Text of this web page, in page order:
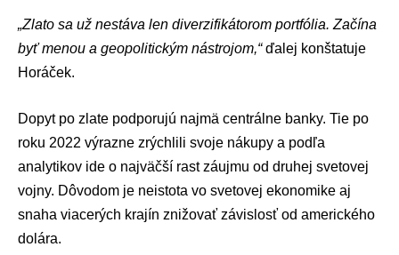
„Zlato sa už nestáva len diverzifikátorom portfólia. Začína
byť menou a geopolitickým nástrojom,“ďalej konštatuje
Horáček.
Dopyt po zlate podporujú najmä centrálne banky. Tie po
roku 2022 výrazne zrýchlili svoje nákupy a podľa
analytikov ide o najväčší rast záujmu od druhej svetovej
vojny. Dôvodom je neistota vo svetovej ekonomike aj
snaha viacerých krajín znižovať závislosť od amerického
dolára.